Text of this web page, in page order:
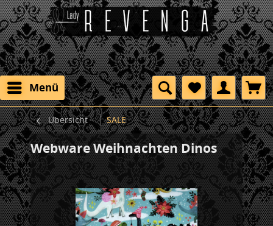
Menü
Übersicht SALE
Webware Weihnachten Dinos